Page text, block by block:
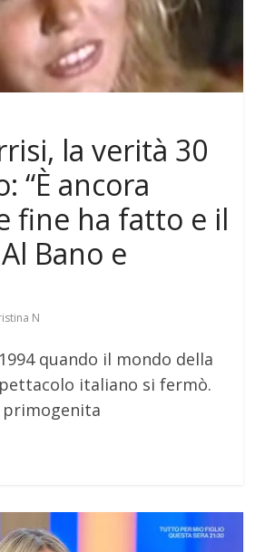
la verità 30
“È ancora
fine ha fatto e il
Bano e
N
quando il mondo della
italiano si fermò.
primogenita